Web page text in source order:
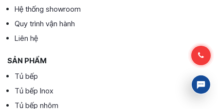
Hệ thống showroom
Quy trình vận hành
Liên hệ
SẢN PHẨM
Tủ bếp
Tủ bếp Inox
Tủ bếp nhôm